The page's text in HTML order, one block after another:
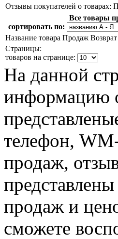
Отзывы покупателей о товарах:
Все товары
сортировать по:
Название товара Продаж Возврат
Страницы:
товаров на странице:
На данной
информацию
телефон,
продаж,
продаж и
сможете